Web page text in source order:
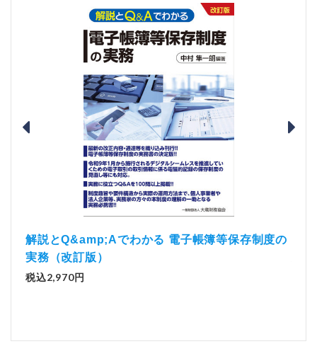
解説とQ&amp;Aでわかる 電子帳簿等保存制度の
実務（改訂版）
税込2,970円